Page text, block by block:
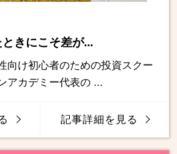
きにこそ差が...
向け初心者のための投資スクー
アカデミー代表の ...
記事詳細を見る